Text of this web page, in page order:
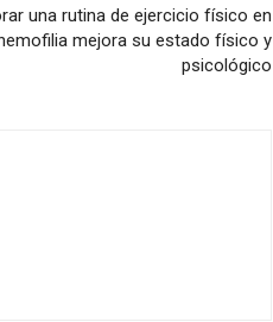
una rutina de ejercicio físico en
mejora su estado físico y
psicológico